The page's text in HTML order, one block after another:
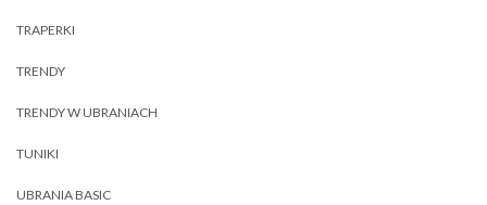
TRAPERKI
TRENDY
TRENDY W UBRANIACH
TUNIKI
UBRANIA BASIC